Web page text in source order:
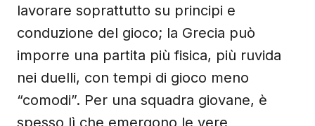
lavorare soprattutto su principi e
conduzione del gioco; la Grecia può
imporre una partita più fisica, più ruvida
nei duelli, con tempi di gioco meno
“comodi”. Per una squadra giovane, è
spesso lì che emergono le vere